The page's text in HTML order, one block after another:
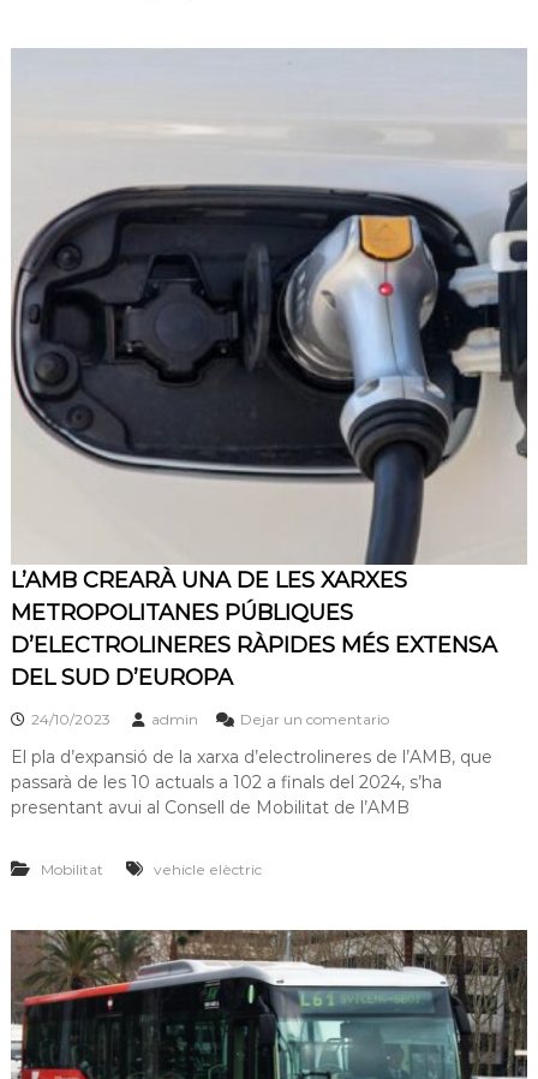
L’AMB CREARÀ UNA DE LES XARXES
METROPOLITANES PÚBLIQUES
D’ELECTROLINERES RÀPIDES MÉS EXTENSA
DEL SUD D’EUROPA
24/10/2023 admin Dejar un comentario
El pla d’expansió de la xarxa d’electrolineres de l’AMB, que
passarà de les 10 actuals a 102 a finals del 2024, s’ha
presentant avui al Consell de Mobilitat de l’AMB
Mobilitat vehicle elèctric